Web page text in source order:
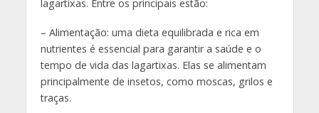
lagartixas. Entre os principais estão:
– Alimentação: uma dieta equilibrada e rica em
nutrientes é essencial para garantir a saúde e o
tempo de vida das lagartixas. Elas se alimentam
principalmente de insetos, como moscas, grilos e
traças.